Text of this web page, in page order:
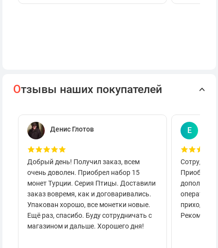
Отзывы наших покупателей
Денис Глотов
Добрый день! Получил заказ, всем
очень доволен. Приобрел набор 15
монет Турции. Серия Птицы. Доставили
заказ вовремя, как и договаривались.
Упакован хорошо, все монетки новые.
Ещё раз, спасибо. Буду сотрудничать с
магазином и дальше. Хорошего дня!
Е
приходило